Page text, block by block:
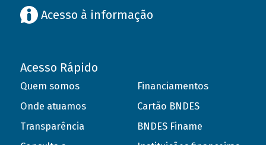
Acesso à informação
Acesso Rápido
Quem somos
Onde atuamos
Transparência
Financiamentos
Cartão BNDES
BNDES Finame